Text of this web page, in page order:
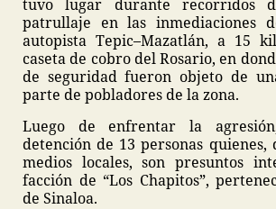
tuvo lugar durante recorridos
patrullaje en las inmediaciones
autopista Tepic–Mazatlán, a 15
caseta de cobro del Rosario, en
de seguridad fueron objeto de
parte de pobladores de la zona.
Luego de enfrentar la
detención de 13 personas quienes,
medios locales, son presuntos
facción de “Los Chapitos”,
de Sinaloa.